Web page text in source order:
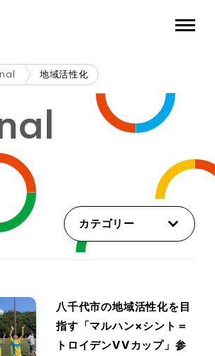
地域活性化
カテゴリー
八千代市の地域活性化を目
指す「マルハン×シント＝
トロイデンVVカップ」参